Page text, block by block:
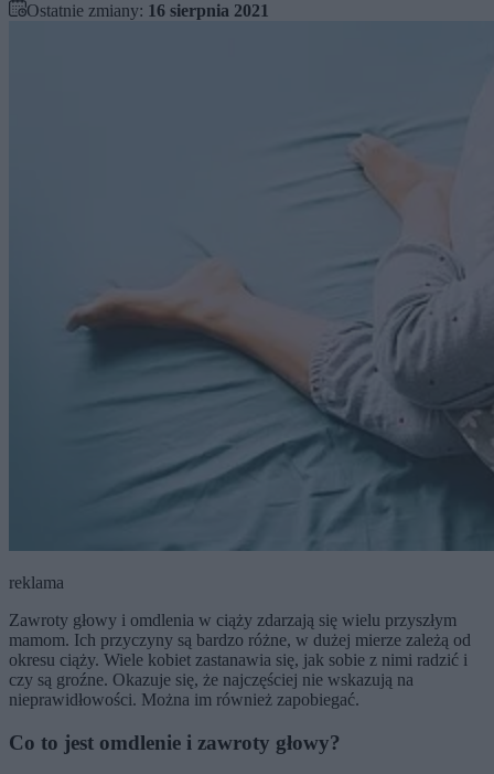
Ostatnie zmiany: 16 sierpnia 2021
reklama
Zawroty głowy i omdlenia w ciąży zdarzają się wielu przyszłym
mamom. Ich przyczyny są bardzo różne, w dużej mierze zależą od
okresu ciąży. Wiele kobiet zastanawia się, jak sobie z nimi radzić i
czy są groźne. Okazuje się, że najczęściej nie wskazują na
nieprawidłowości. Można im również zapobiegać.
Co to jest omdlenie i zawroty głowy?